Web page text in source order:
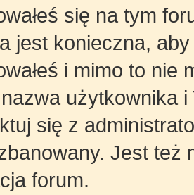
się na tym
jest konieczna,
i mimo to nie
użytkownika i
się z
Jest też
forum.